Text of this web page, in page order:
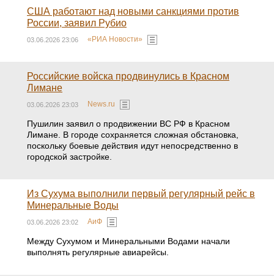
США работают над новыми санкциями против
России, заявил Рубио
03.06.2026 23:06 «РИА Новости»
Российские войска продвинулись в Красном
Лимане
03.06.2026 23:03 News.ru
Пушилин заявил о продвижении ВС РФ в Красном
Лимане. В городе сохраняется сложная обстановка,
поскольку боевые действия идут непосредственно в
городской застройке.
Из Сухума выполнили первый регулярный рейс в
Минеральные Воды
03.06.2026 23:02 АиФ
Между Сухумом и Минеральными Водами начали
выполнять регулярные авиарейсы.